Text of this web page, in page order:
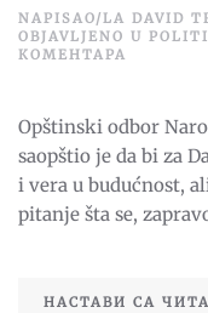
NAPISAO/LA DAVID
OBJAVLJENO U
КОМЕНТАРА
SLAVIMO
ZA
DAN
Opštinski odbor
saopštio je da bi za
i vera u budućnost,
pitanje šta se,
НАСТАВИ СА